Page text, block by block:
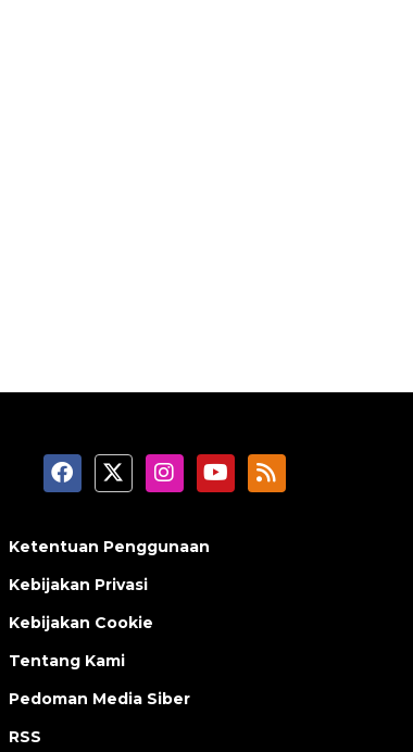
Ketentuan Penggunaan
Kebijakan Privasi
Kebijakan Cookie
Tentang Kami
Pedoman Media Siber
RSS